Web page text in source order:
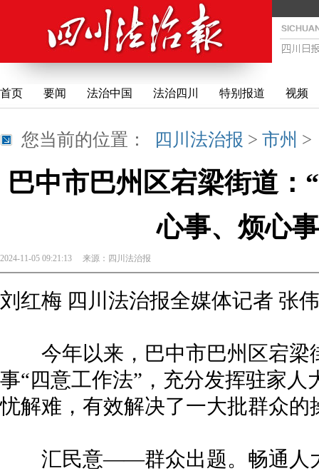
首页 要闻 法治中国 法治四川 特别报道 视频
您当前的位置： 四川法治报 > 市州
巴中市巴州区宕梁街道：
心事、烦心
2024-11-05 09:21:13 来源： 四川法治报
刘红梅 四川法治报全媒体记者 张伟
今年以来，巴中市巴州区宕梁
事“四意工作法”，充分发挥驻家
忧解难，有效解决了一大批群众
汇民意——群众出题。畅通人大